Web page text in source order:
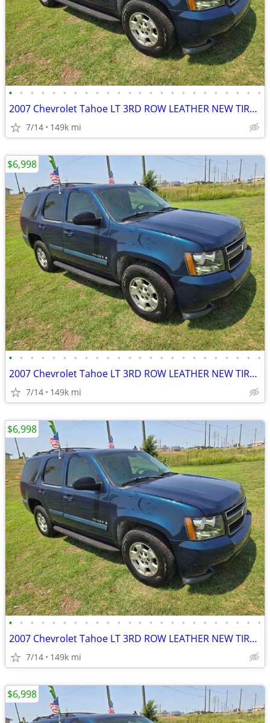
• • • • • • • • • • • • • • • • • • • • • • • •
2007 Chevrolet Tahoe LT 3RD ROW LEATHER NEW TIRES.RUNS&DRIVES GREAT!
7/14 149k mi
• • • • • • • • • • • • • • • • • • • • • • • •
2007 Chevrolet Tahoe LT 3RD ROW LEATHER NEW TIRES.RUNS&DRIVES GREAT!
7/14 149k mi
$6,998
• • • • • • • • • • • • • • • • • • • • • • • •
2007 Chevrolet Tahoe LT 3RD ROW LEATHER NEW TIRES.RUNS&DRIVES GREAT!
7/14 149k mi
$6,998
$6,998